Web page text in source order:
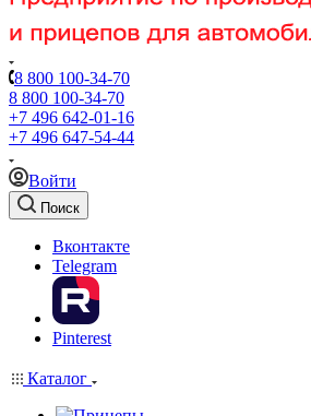
8 800 100-34-70
8 800 100-34-70
+7 496 642-01-16
+7 496 647-54-44
Войти
Поиск
Вконтакте
Telegram
Pinterest
Каталог